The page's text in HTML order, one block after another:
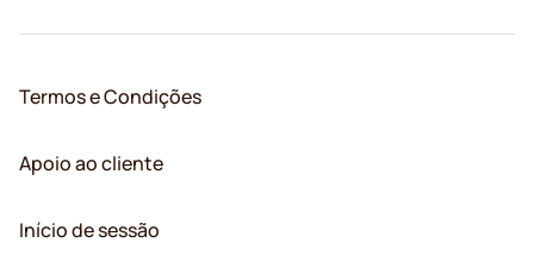
Termos e Condições
Apoio ao cliente
Início de sessão